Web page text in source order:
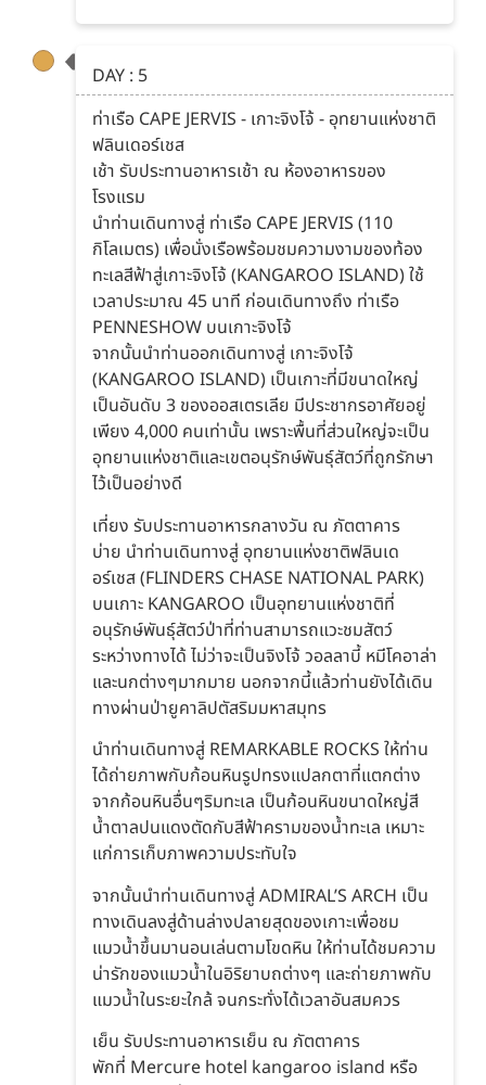
DAY : 5
ท่าเรือ CAPE JERVIS - เกาะจิงโจ้ - อุทยานแห่งชาติ
ฟลินเดอร์เชส
เช้า รับประทานอาหารเช้า ณ ห้องอาหารของ
โรงแรม
นำท่านเดินทางสู่ ท่าเรือ CAPE JERVIS (110
กิโลเมตร) เพื่อนั่งเรือพร้อมชมความงามของท้อง
ทะเลสีฟ้าสู่เกาะจิงโจ้ (KANGAROO ISLAND) ใช้
เวลาประมาณ 45 นาที ก่อนเดินทางถึง ท่าเรือ
PENNESHOW บนเกาะจิงโจ้
จากนั้นนำท่านออกเดินทางสู่ เกาะจิงโจ้
(KANGAROO ISLAND) เป็นเกาะที่มีขนาดใหญ่
เป็นอันดับ 3 ของออสเตรเลีย มีประชากรอาศัยอยู่
เพียง 4,000 คนเท่านั้น เพราะพื้นที่ส่วนใหญ่จะเป็น
อุทยานแห่งชาติและเขตอนุรักษ์พันธุ์สัตว์ที่ถูกรักษา
ไว้เป็นอย่างดี
เที่ยง รับประทานอาหารกลางวัน ณ ภัตตาคาร
บ่าย นำท่านเดินทางสู่ อุทยานแห่งชาติฟลินเด
อร์เชส (FLINDERS CHASE NATIONAL PARK)
บนเกาะ KANGAROO เป็นอุทยานแห่งชาติที่
อนุรักษ์พันธุ์สัตว์ป่าที่ท่านสามารถแวะชมสัตว์
ระหว่างทางได้ ไม่ว่าจะเป็นจิงโจ้ วอลลาบี้ หมีโคอาล่า
และนกต่างๆมากมาย นอกจากนี้แล้วท่านยังได้เดิน
ทางผ่านป่ายูคาลิปตัสริมมหาสมุทร
นำท่านเดินทางสู่ REMARKABLE ROCKS ให้ท่าน
ได้ถ่ายภาพกับก้อนหินรูปทรงแปลกตาที่แตกต่าง
จากก้อนหินอื่นๆริมทะเล เป็นก้อนหินขนาดใหญ่สี
น้ำตาลปนแดงตัดกับสีฟ้าครามของน้ำทะเล เหมาะ
แก่การเก็บภาพความประทับใจ
จากนั้นนำท่านเดินทางสู่ ADMIRAL’S ARCH เป็น
ทางเดินลงสู่ด้านล่างปลายสุดของเกาะเพื่อชม
แมวน้ำขึ้นมานอนเล่นตามโขดหิน ให้ท่านได้ชมความ
น่ารักของแมวน้ำในอิริยาบถต่างๆ และถ่ายภาพกับ
แมวน้ำในระยะใกล้ จนกระทั่งได้เวลาอันสมควร
เย็น รับประทานอาหารเย็น ณ ภัตตาคาร
พักที่ Mercure hotel kangaroo island หรือ